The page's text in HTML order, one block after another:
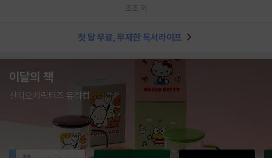
조조 저
첫 달 무료, 무제한 독서라이프
이달의 책
산리오캐릭터즈 유리컵